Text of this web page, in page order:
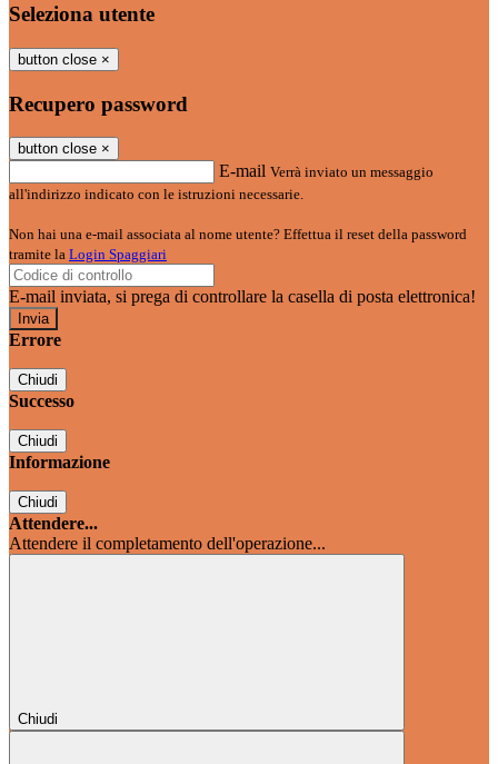
Seleziona utente
button close ×
Recupero password
button close ×
E-mail Verrà inviato un messaggio
all'indirizzo indicato con le istruzioni necessarie.
Non hai una e-mail associata al nome utente? Effettua il reset della password
tramite la Login Spaggiari
E-mail inviata, si prega di controllare la casella di posta elettronica!
Errore
Chiudi
Successo
Chiudi
Informazione
Chiudi
Attendere...
Attendere il completamento dell'operazione...
Chiudi